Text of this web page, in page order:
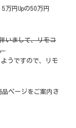
万円Upの50万円
いまして、リモコ
うですので、リモ
品ページをご案内さ